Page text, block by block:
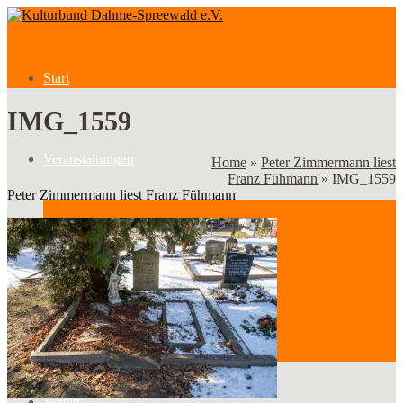
Start
Veranstaltungen
Veranstaltungen
Kategorien
IMG_1559
Home » Peter Zimmermann liest
Franz Fühmann » IMG_1559
Peter Zimmermann liest Franz Fühmann